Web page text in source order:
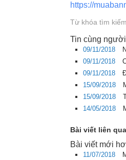
https://
Từ khóa tìm kiếm
Tin cùng
09/11/2018
09/11/2018
09/11/2018
15/09/2018
15/09/2018
14/05/2018
Bài viết liên
Bài viết mới
11/07/2018